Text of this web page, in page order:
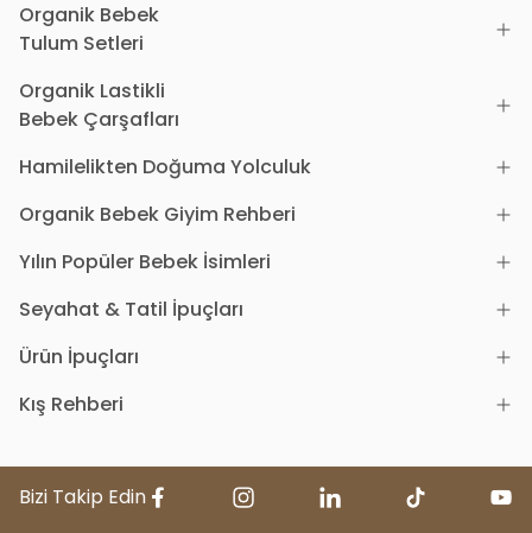
Organik Bebek
Tulum Setleri
Organik Lastikli
Bebek Çarşafları
Hamilelikten Doğuma Yolculuk
Organik Bebek Giyim Rehberi
Yılın Popüler Bebek İsimleri
Seyahat & Tatil İpuçları
Ürün İpuçları
Kış Rehberi
Bizi Takip Edin